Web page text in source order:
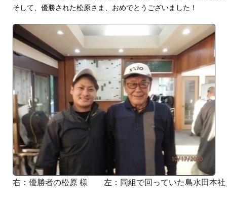
そして、優勝された松原さま、おめでとうございました！
右：優勝者の松原 様 左：同組で回っていた島水田本社